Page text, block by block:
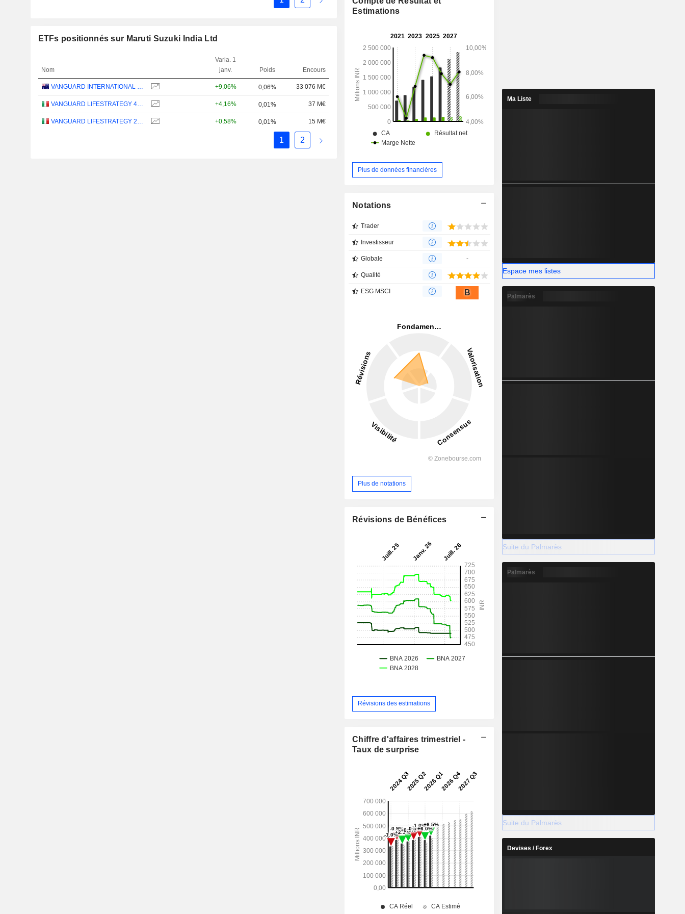
ETFs positionnés sur Maruti Suzuki India Ltd
Nom
Varia. 1
janv.
Poids Encours
VANGUARD INTERNATIONAL EQUITY INDEX FUNDS - VANGUARD FTSE ALL-WORLD EX-US ETF +9,06% 0,06% 33 076 M€
VANGUARD LIFESTRATEGY 40% EQUITY UCITS ETF - DISTRIBUTING - EUR +4,16% 0,01% 37 M€
VANGUARD LIFESTRATEGY 20% EQUITY UCITS ETF - DISTRIBUTING - EUR +0,58% 0,01% 15 M€
1 2
Estimations
Plus de données financières
Notations
Trader
Investisseur
Globale -
Qualité
ESG MSCI B
Plus de notations
Révisions de Bénéfices
Révisions des estimations
Chiffre d'affaires trimestriel -
Taux de surprise
Ma Liste
Espace mes listes
Palmarès
Suite du Palmarès
Palmarès
Suite du Palmarès
Devises / Forex